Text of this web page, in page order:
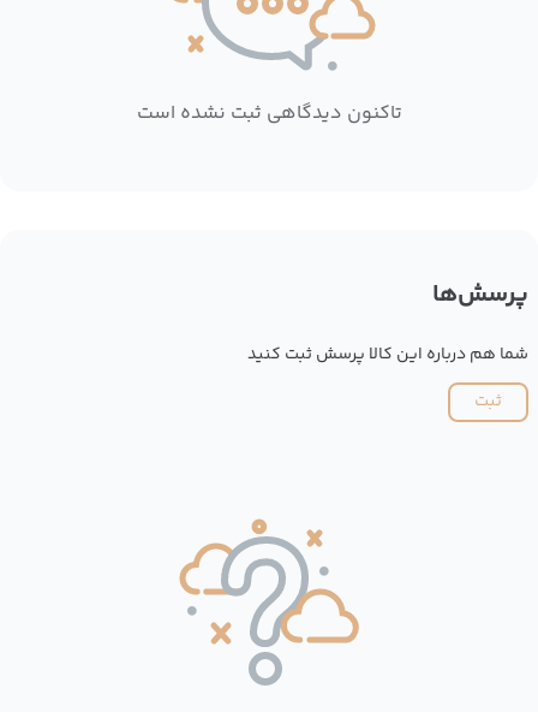
تاکنون دیدگاهی ثبت نشده است
پرسش‌ها
شما هم درباره این کالا پرسش ثبت کنید
ثبت